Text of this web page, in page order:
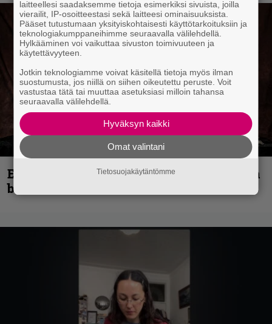
Espoon syyskuu käynnistyy kotimaisen
black metalin merkeissä
laitteellesi saadaksemme tietoja esimerkiksi sivuista, joilla
vierailit, IP-osoitteestasi sekä laitteesi ominaisuuksista.
Pääset tutustumaan yksityiskohtaisesti käyttötarkoituksiin ja
teknologiakumppaneihimme seuraavalla välilehdellä.
Hylkääminen voi vaikuttaa sivuston toimivuuteen ja
käytettävyyteen.
Jotkin teknologiamme voivat käsitellä tietoja myös ilman
suostumusta, jos niillä on siihen oikeutettu peruste. Voit
vastustaa tätä tai muuttaa asetuksiasi milloin tahansa
seuraavalla välilehdellä.
Hyväksyn kaikki
Omat valintani
Tietosuojakäytäntömme